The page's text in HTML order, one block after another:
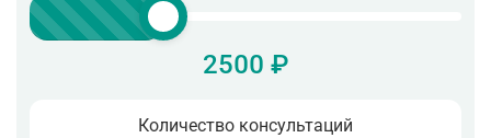
2500 ₽
Количество консультаций